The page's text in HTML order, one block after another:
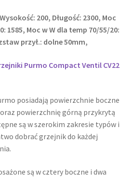
200, Długość: 2300, Moc
1585, Moc w W dla temp 70/55/20:
przył.: dolne 50mm,
Purmo Compact Ventil CV22
posiadają powierzchnie boczne
powierzchnię górną przykrytą
są w szerokim zakresie typów i
dobrać grzejnik do każdej
są w cztery boczne i dwa